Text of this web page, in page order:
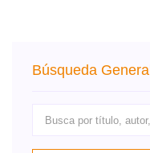
Búsqueda General